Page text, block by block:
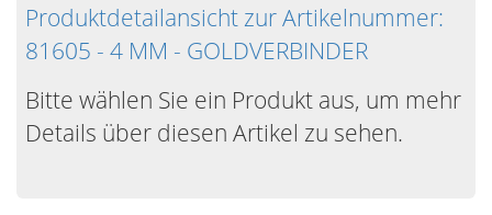
Produktdetailansicht zur Artikelnummer:
81605 - 4 MM - GOLDVERBINDER
Bitte wählen Sie ein Produkt aus, um mehr
Details über diesen Artikel zu sehen.